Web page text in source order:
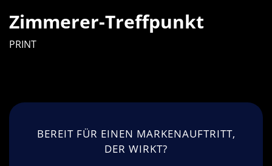
PRINT
Zimmerer-Treffpunkt
BEREIT FÜR EINEN MARKENAUFTRITT,
DER WIRKT?